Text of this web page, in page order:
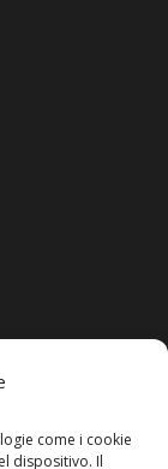
come i cookie
dispositivo. Il